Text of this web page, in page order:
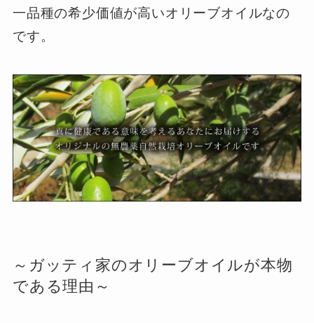
一品種の希少価値が高いオリーブオイルなの
です。
～ガッティ家のオリーブオイルが本物
である理由～